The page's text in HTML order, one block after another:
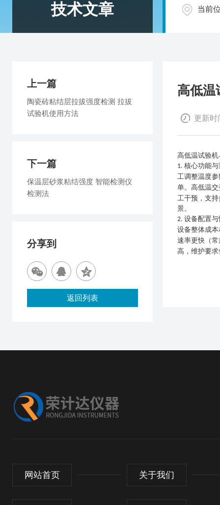
技术文章 当前
高低温
更新时
高低温试验
1. 核心功能
工调整温度
单。高低温
工干预，支
景。
2. 设备配置
设备整体成
速率更快（常
高，维护要
上一篇
陶瓷砖粘结层拉拔强度检测 拉拔
试验机使用方法
下一篇
保温层砂浆粘结强度 智能检测仪
检测法
分享到
返回列表
网站首页 关于我们